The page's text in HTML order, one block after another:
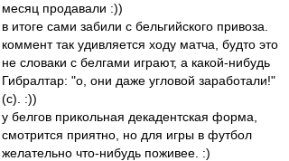
месяц продавали :))
в итоге сами забили с бельгийского привоза.
коммент так удивляется ходу матча, будто это
не словаки с белгами играют, а какой-нибудь
Гибралтар: "о, они даже угловой заработали!"
(с). :))
у белгов прикольная декадентская форма,
смотрится приятно, но для игры в футбол
желательно что-нибудь поживее. :)